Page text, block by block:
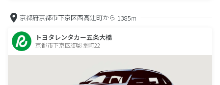
京都府京都市下京区西高辻町から 1385m
トヨタレンタカー五条大橋
京都市下京区御影堂町22